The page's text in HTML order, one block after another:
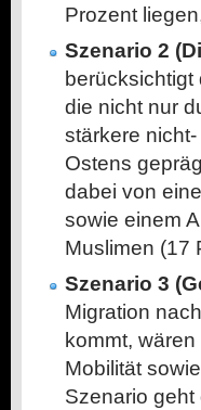
Prozent
Szenario 2
die nicht nur
stärkere nicht-
Ostens
dabei von
sowie einem
Muslimen (17
Szenario 3
Migration
kommt,
Mobilität
Szenario